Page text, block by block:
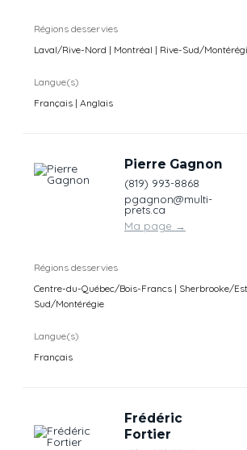
Régions desservies
Laval/Rive-Nord | Montréal | Rive-Sud/
Langue(s)
Français | Anglais
Pierre Gagnon
(819) 993-8868
pgagnon@multi-
prets.ca
Ma page →
Régions desservies
Centre-du-Québec/Bois-Francs | Sherbrooke/
Sud/Montérégie
Langue(s)
Français
Frédéric
Fortier